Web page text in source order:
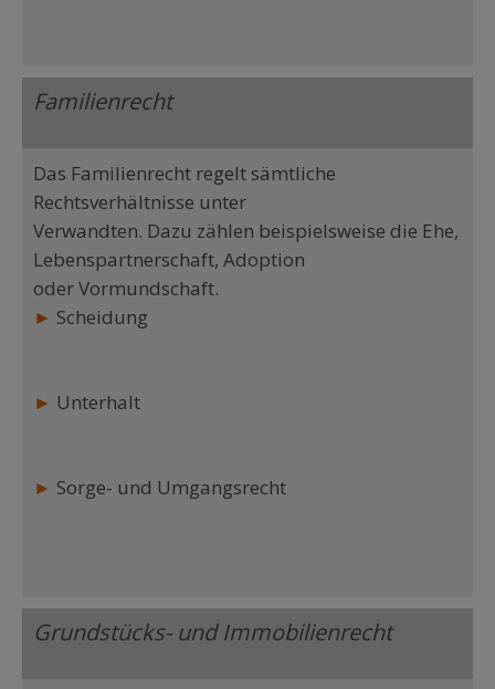
Familienrecht
Das Familienrecht regelt sämtliche
Rechtsverhältnisse unter
Verwandten. Dazu zählen beispielsweise die Ehe,
Lebenspartnerschaft, Adoption
oder Vormundschaft.
► Scheidung
► Unterhalt
► Sorge- und Umgangsrecht
Grundstücks- und Immobilienrecht